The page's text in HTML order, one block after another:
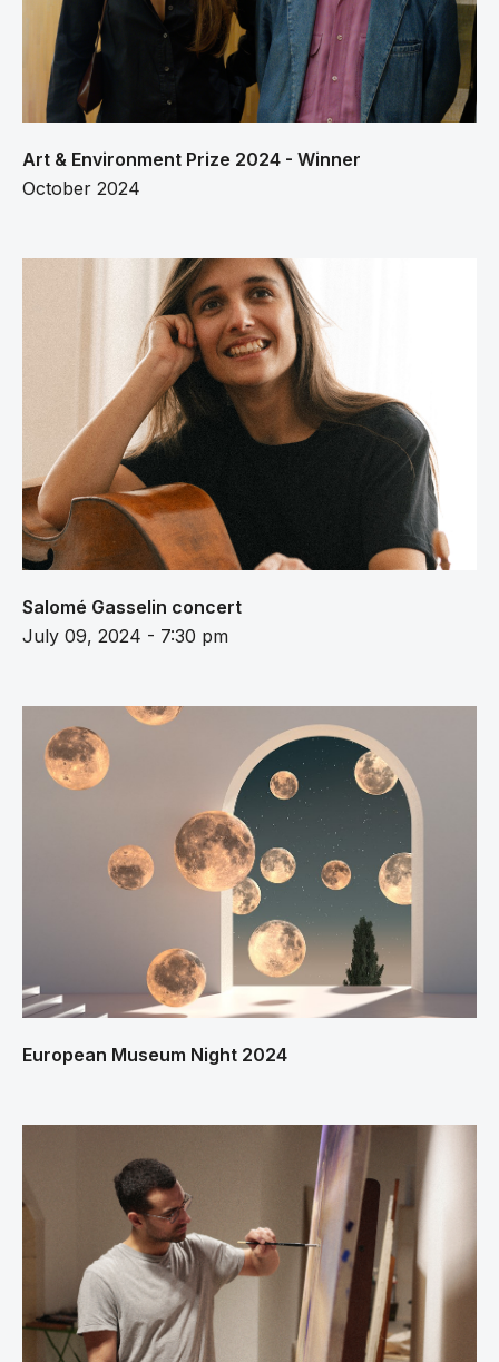
Art & Environment Prize 2024 - Winner
October 2024
Salomé Gasselin concert
July 09, 2024 - 7:30 pm
European Museum Night 2024